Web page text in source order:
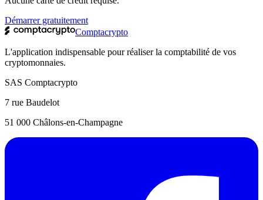
Démarrer gratuitement
Comptacrypto
L'application indispensable pour réaliser la comptabilité de vos
cryptomonnaies.
SAS Comptacrypto
7 rue Baudelot
51 000 Châlons-en-Champagne